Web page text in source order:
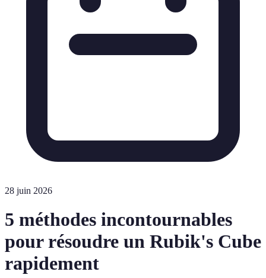
28 juin 2026
5 méthodes incontournables
pour résoudre un Rubik's Cube
rapidement